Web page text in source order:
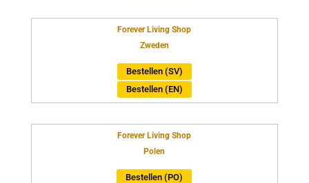
Forever Living Shop
Zweden
Bestellen (SV)
Bestellen (EN)
Forever Living Shop
Polen
Bestellen (PO)